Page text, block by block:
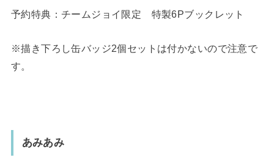
予約特典：チームジョイ限定 特製6Pブックレット
※描き下ろし缶バッジ2個セットは付かないので注意で
す。
あみあみ